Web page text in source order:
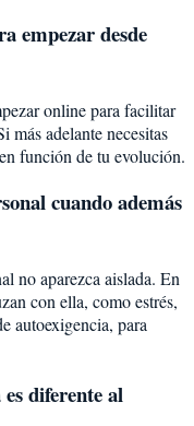
empezar desde
online para facilitar
más adelante necesitas
función de tu evolución.
cuando además
no aparezca aislada. En
con ella, como estrés,
autoexigencia, para
diferente al